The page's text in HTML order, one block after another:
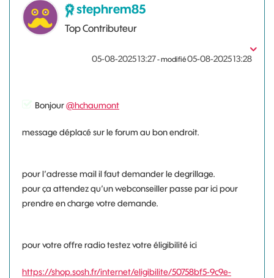
stephrem85
Top Contributeur
‎05-08-202513:27- modifié‎05-08-202513:28
Bonjour@hchaumont
message déplacé sur le forum au bon endroit.
pour l’adresse mail il faut demander le degrillage.
pour ça attendez qu’un webconseiller passe par ici pour
prendre en charge votre demande.
pour votre offre radio testez votre éligibilité ici
https://shop.sosh.fr/internet/eligibilite/50758bf5-9c9e-